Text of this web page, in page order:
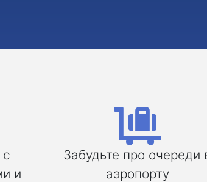
и
Забудьте про очереди
аэропорту